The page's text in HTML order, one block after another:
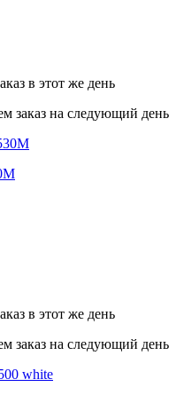
в этот же день
заказ на следующий день
в этот же день
заказ на следующий день